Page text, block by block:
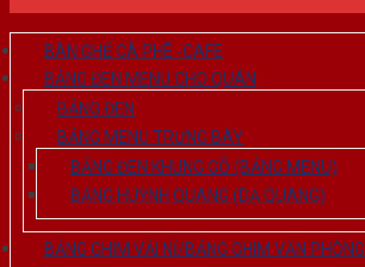
BÀN GHẾ CÀ PHÊ -CAFE
BẢNG ĐEN MENU CHO QUÁN
BẢNG ĐEN
BẢNG MENU TRƯNG BÀY
BẢNG ĐEN KHUNG GỖ (BẢNG MENU)
BẢNG HUỲNH QUANG (DẠ QUANG)
BẢNG GHIM VẢI NỈ/BẢNG GHIM VĂN PHÒNG